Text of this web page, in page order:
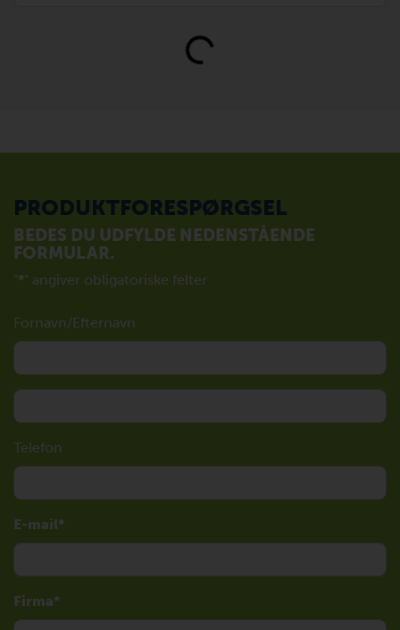
Loading...
PRODUKTFORESPØRGSEL
BEDES DU UDFYLDE NEDENSTÅENDE
FORMULAR.
"*" angiver obligatoriske felter
Fornavn/Efternavn
Telefon
E-mail
Firma